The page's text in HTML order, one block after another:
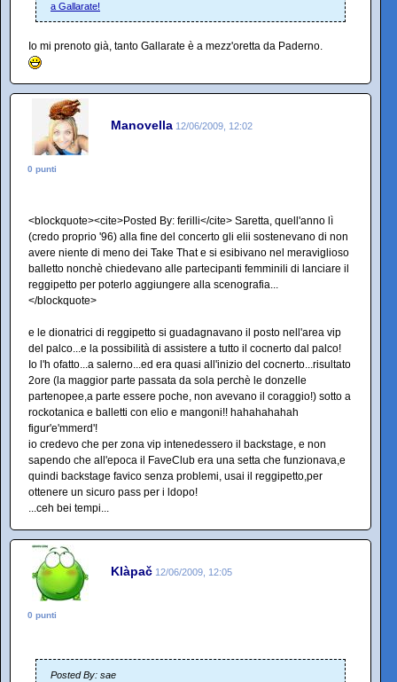
a Gallarate!
Io mi prenoto già, tanto Gallarate è a mezz'oretta da Paderno.
Manovella 12/06/2009, 12:02
0 punti
<blockquote><cite>Posted By: ferilli</cite> Saretta, quell'anno lì
(credo proprio '96) alla fine del concerto gli elii sostenevano di non
avere niente di meno dei Take That e si esibivano nel meraviglioso
balletto nonchè chiedevano alle partecipanti femminili di lanciare il
reggipetto per poterlo aggiungere alla scenografia...
</blockquote>
e le dionatrici di reggipetto si guadagnavano il posto nell'area vip
del palco...e la possibilità di assistere a tutto il cocnerto dal palco!
Io l'h ofatto...a salerno...ed era quasi all'inizio del cocnerto...risultato
2ore (la maggior parte passata da sola perchè le donzelle
partenopee,a parte essere poche, non avevano il coraggio!) sotto a
rockotanica e balletti con elio e mangoni!! hahahahahah
figur'e'mmerd'!
io credevo che per zona vip intenedessero il backstage, e non
sapendo che all'epoca il FaveClub era una setta che funzionava,e
quindi backstage favico senza problemi, usai il reggipetto,per
ottenere un sicuro pass per i ldopo!
...ceh bei tempi...
Klàpač 12/06/2009, 12:05
0 punti
Posted By: sae